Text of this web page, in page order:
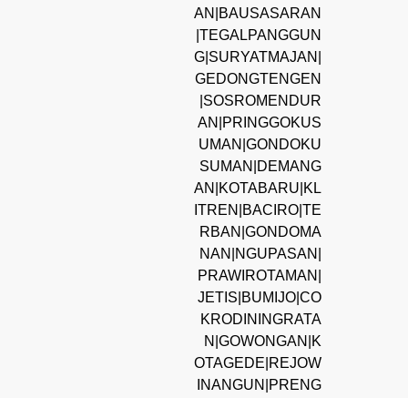
AN|BAUSASARAN
|TEGALPANGGUN
G|SURYATMAJAN|
GEDONGTENGEN
|SOSROMENDUR
AN|PRINGGOKUS
UMAN|GONDOKU
SUMAN|DEMANG
AN|KOTABARU|KL
ITREN|BACIRO|TE
RBAN|GONDOMA
NAN|NGUPASAN|
PRAWIROTAMAN|
JETIS|BUMIJO|CO
KRODININGRATA
N|GOWONGAN|K
OTAGEDE|REJOW
INANGUN|PRENG